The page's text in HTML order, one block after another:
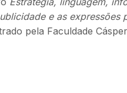
e as expressões
pela Faculdade